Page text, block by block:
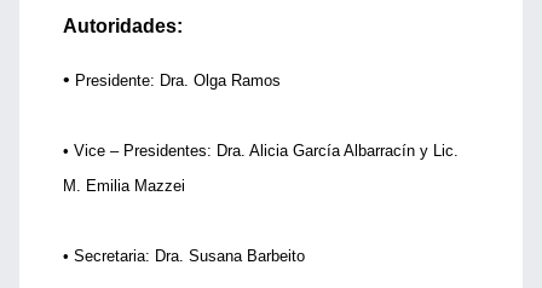
Autoridades:
• Presidente: Dra. Olga Ramos
• Vice – Presidentes: Dra. Alicia García Albarracín y Lic.
M. Emilia Mazzei
• Secretaria: Dra. Susana Barbeito